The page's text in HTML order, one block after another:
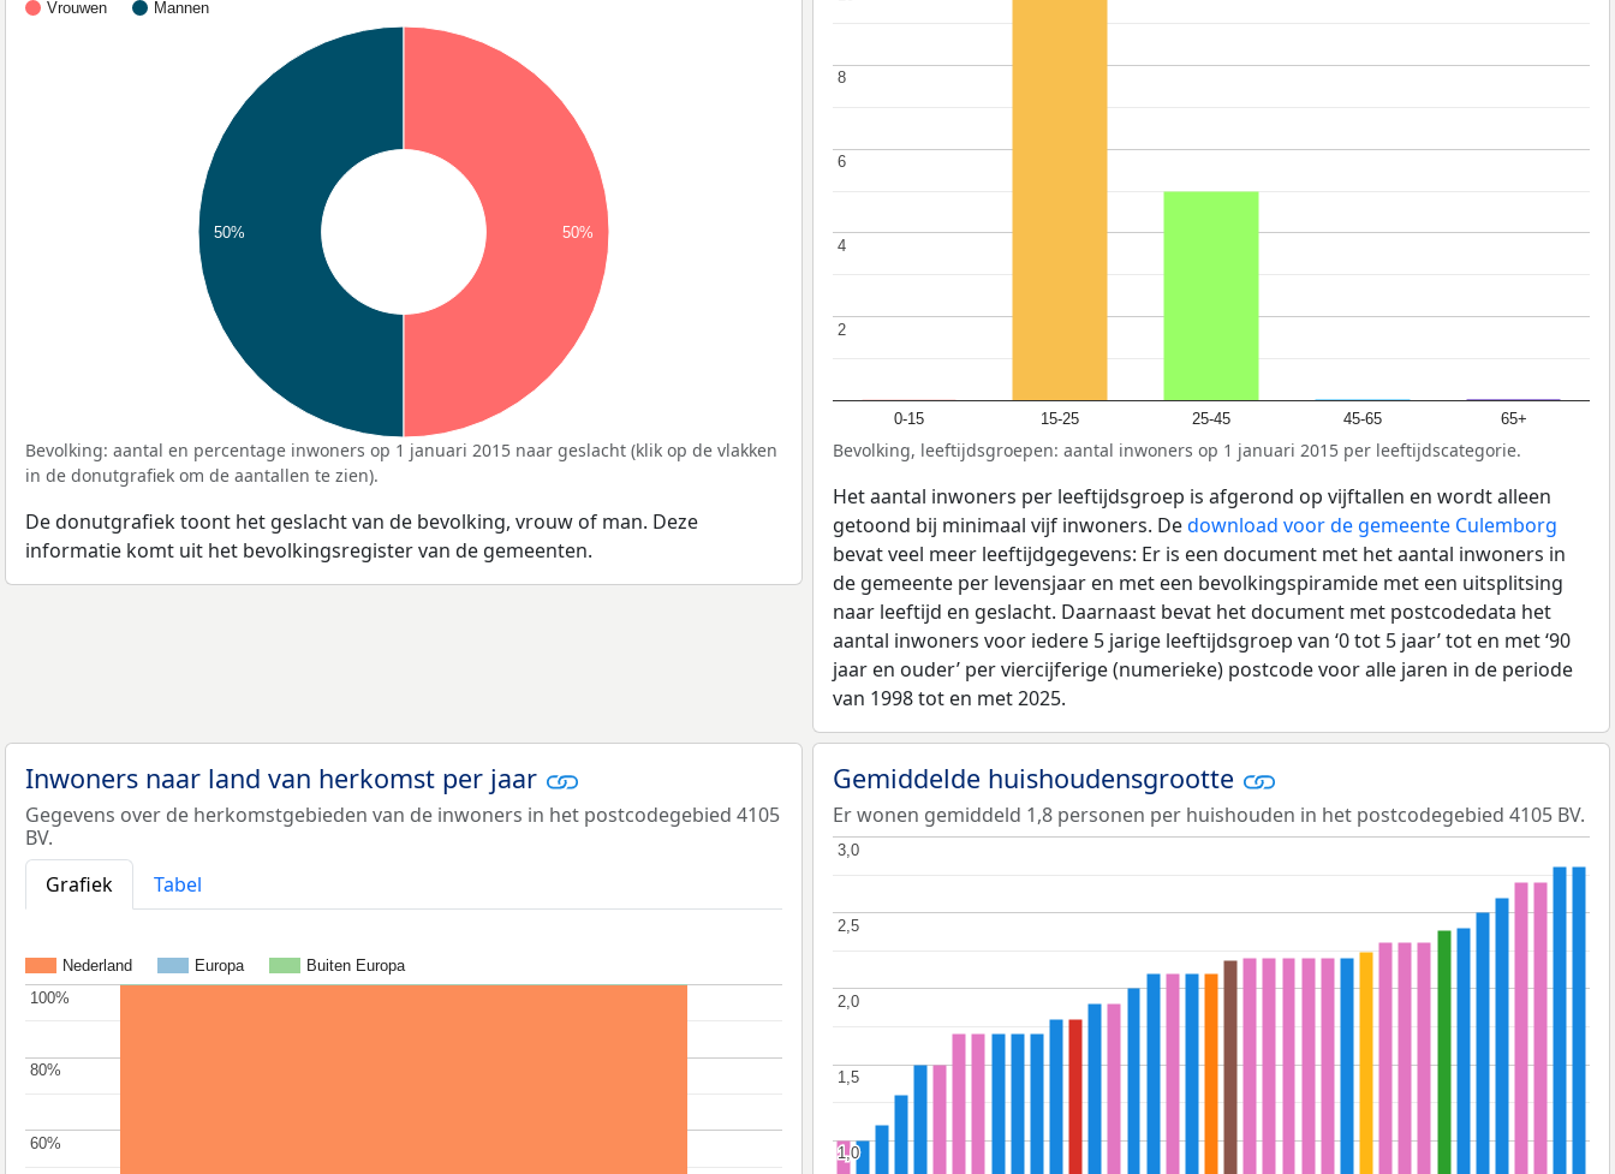
Vrouwen Mannen
50% 50%
Bevolking: aantal en percentage inwoners op 1 januari 2015 naar geslacht (klik op de vlakken
in de donutgrafiek om de aantallen te zien).
De donutgrafiek toont het geslacht van de bevolking, vrouw of man. Deze
informatie komt uit het bevolkingsregister van de gemeenten.
0-15 15-25 25-45 45-65 65+
2
2
4
4
6
6
8
8
Bevolking, leeftijdsgroepen: aantal inwoners op 1 januari 2015 per leeftijdscategorie.
Het aantal inwoners per leeftijdsgroep is afgerond op vijftallen en wordt alleen
getoond bij minimaal vijf inwoners. Dedownload voor de gemeente Culemborg
bevat veel meer leeftijdgegevens: Er is een document met het aantal inwoners in
de gemeente per levensjaar en met een bevolkingspiramide met een uitsplitsing
naar leeftijd en geslacht. Daarnaast bevat het document met postcodedata het
aantal inwoners voor iedere 5 jarige leeftijdsgroep van ‘0 tot 5 jaar’ tot en met ‘90
jaar en ouder’ per viercijferige (numerieke) postcode voor alle jaren in de periode
van 1998 tot en met 2025.
Inwoners naar land van herkomst per jaar
Gegevens over de herkomstgebieden van de inwoners in het postcodegebied 4105
BV.
Grafiek
Tabel
Nederland Europa Buiten Europa
60%
60%
80%
80%
100%
100%
Gemiddelde huishoudensgrootte
Er wonen gemiddeld 1,8 personen per huishouden in het postcodegebied 4105 BV.
1,0
1,0
1,5
1,5
2,0
2,0
2,5
2,5
3,0
3,0